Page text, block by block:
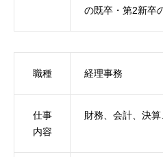
の既卒・第2新卒
職種 経理事務
仕事
内容
財務、会計、決